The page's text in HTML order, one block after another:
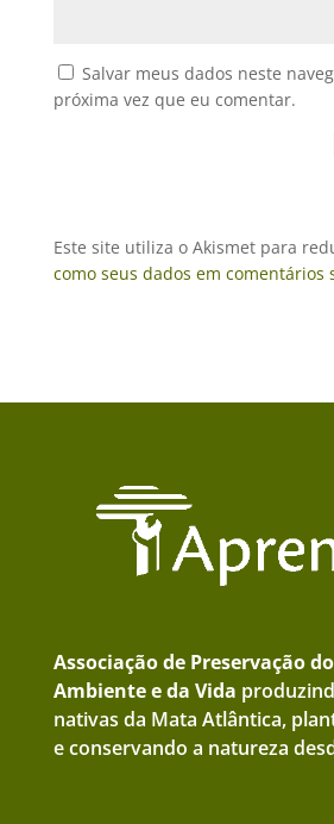
Salvar meus dados neste
próxima vez que eu comentar.
Este site utiliza o Akismet para
como seus dados em comentários
Associação de Preservação
Ambiente e da Vida
nativas da Mata Atlântica,
e conservando a natureza